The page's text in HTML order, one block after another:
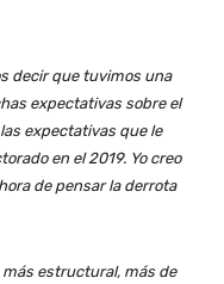
decir que tuvimos una
expectativas sobre el
expectativas que le
en el 2019. Yo creo
de pensar la derrota
estructural, más de